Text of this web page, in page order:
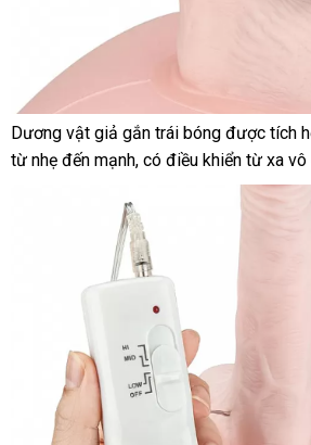
Quả
bóng
trọng
lượng
Dương vật giả gắn trái bóng nước
ngoài
được tích
từ nhẹ đến mạnhkhuyến
, có điều khiển từ xa vô